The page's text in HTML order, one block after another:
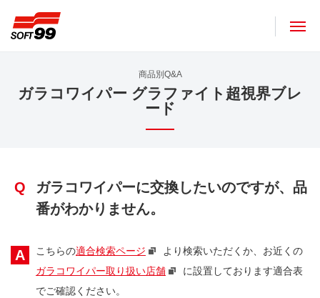
商品別Q&A
ガラコワイパー グラファイト超視界ブレ
ード
Q
ガラコワイパーに交換したいのですが、品
番がわかりません。
A こちらの適合検索ページ
より検索いただくか、お近くの
ガラコワイパー取り扱い店舗
に設置しております適合表
でご確認ください。